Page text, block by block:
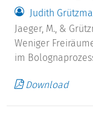
Judith
Jaeger, M., &
Weniger
im
Download